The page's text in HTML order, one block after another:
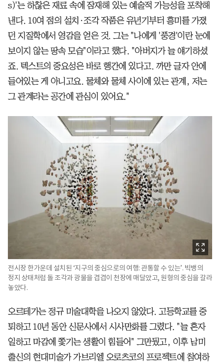
s)'는 하찮은 재료 속에 잠재해 있는 예술적 가능성을 포착해
낸다. 10여 점의 설치·조각 작품은 유년기부터 흥미를 가졌
던 지질학에서 영감을 얻은 것. 그는 "나에게 '풍경'이란 눈에
보이지 않는 땅속 모습"이라고 했다. "아버지가 늘 얘기하셨
죠. 텍스트의 중요성은 바로 행간에 있다고. 까만 글자 안에
들어있는 게 아니고요. 물체와 물체 사이에 있는 관계, 저는
그 관계라는 공간에 관심이 있어요."
전시장 한가운데 설치된 ‘지구의 중심으로의 여행: 관통할 수 있는’. 빅뱅의
정지 상태처럼 돌 조각과 광물을 겹겹이 천장에 매달았고, 원형의 중심을 갈라
놓았다.
오르테가는 정규 미술대학을 나오지 않았다. 고등학교를 중
퇴하고 10년 동안 신문사에서 시사만화를 그렸다. "늘 혼자
일하고 마감에 쫓기는 생활이 힘들어" 그만뒀고, 이후 남미
출신의 현대미술가 가브리엘 오로츠코의 프로젝트에 참여하